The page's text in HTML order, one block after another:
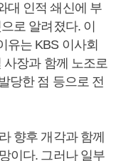
대 인적 쇄신에 부
로 알려졌다. 이
유는 KBS 이사회
사장과 함께 노조로
당한 점 등으로 전
향후 개각과 함께
이다. 그러나 일부